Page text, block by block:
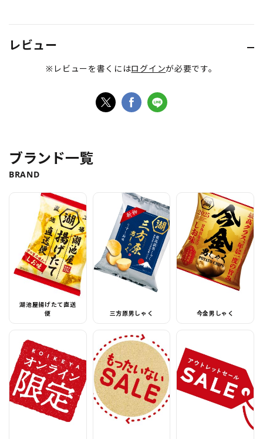
レビュー
※レビューを書くにはログインが必要です。
ブランド一覧
BRAND
湖池屋揚げたて直送
便
三方原男しゃく 今金男しゃく